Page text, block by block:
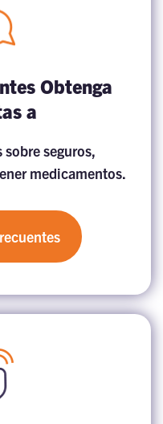
Obtenga
a
seguros,
medicamentos.